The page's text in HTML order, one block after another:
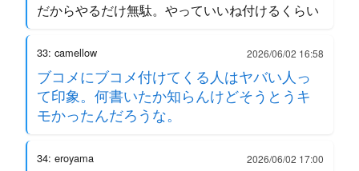
だからやるだけ無駄。やっていいね付けるくらい
33: camellow 2026/06/02 16:58
ブコメにブコメ付けてくる人はヤバい人っ
て印象。何書いたか知らんけどそうとうキ
モかったんだろうな。
34: eroyama 2026/06/02 17:00